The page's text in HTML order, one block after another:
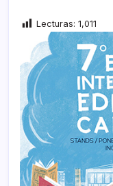
Lecturas: 1,011